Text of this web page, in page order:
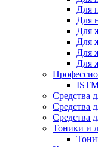
Для
Для
Для
Для
Для
Для
Средства
Средства
Средства
Тоники и